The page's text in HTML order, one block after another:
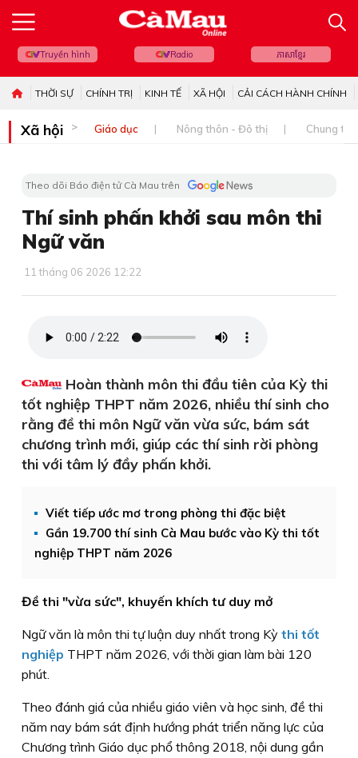
Truyền hình Radio ភាសាខ្មែរ
THỜI SỰ CHÍNH TRỊ KINH TẾ XÃ HỘI CẢI CÁCH HÀNH CHÍNH
Xã hội Giáo dục Nông thôn - Đô thị Chung
Theo dõi Báo điện tử Cà Mau trên
Thí sinh phấn khởi sau môn thi
Ngữ văn
11 tháng 06 2026 12:22
Hoàn thành môn thi đầu tiên của Kỳ thi
tốt nghiệp THPT năm 2026, nhiều thí sinh cho
rằng đề thi môn Ngữ văn vừa sức, bám sát
chương trình mới, giúp các thí sinh rời phòng
thi với tâm lý đầy phấn khởi.
Viết tiếp ước mơ trong phòng thi đặc biệt
Gần 19.700 thí sinh Cà Mau bước vào Kỳ thi tốt
nghiệp THPT năm 2026
Đề thi "vừa sức", khuyến khích tư duy mở
Ngữ văn là môn thi tự luận duy nhất trong Kỳ thi tốt
nghiệp THPT năm 2026, với thời gian làm bài 120
phút.
Theo đánh giá của nhiều giáo viên và học sinh, đề thi
năm nay bám sát định hướng phát triển năng lực của
Chương trình Giáo dục phổ thông 2018, nội dung gần